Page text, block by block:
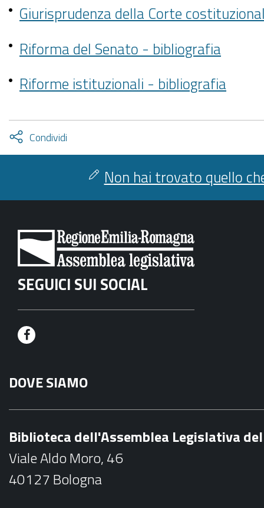
Giurisprudenza della Corte
Riforma del Senato - bibliografia
Riforme istituzionali - bibliografia
Condividi
facebook
twitter
Attiva
condividi
Non hai trovato quello
SEGUICI SUI SOCIAL
F
c
e
o
k
DOVE SIAMO
Biblioteca dell'Assemblea Legislativa
Viale Aldo Moro, 46
40127 Bologna